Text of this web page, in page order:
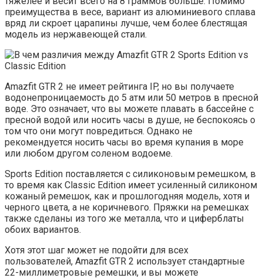
преимущества в весе, вариант из алюминиевого сплава
вряд ли скроет царапины лучше, чем более блестящая
модель из нержавеющей стали.
Amazfit GTR 2 не имеет рейтинга IP, но вы получаете
водонепроницаемость до 5 атм или 50 метров в пресной
воде. Это означает, что вы можете плавать в бассейне с
пресной водой или носить часы в душе, не беспокоясь о
том что они могут повредиться. Однако не
рекомендуется носить часы во время купания в море
или любом другом соленом водоеме.
Sports Edition поставляется с силиконовым ремешком, в
то время как Classic Edition имеет усиленный силиконом
кожаный ремешок, как и прошлогодняя модель, хотя и
черного цвета, а не коричневого. Пряжки на ремешках
также сделаны из того же металла, что и циферблаты
обоих вариантов.
Хотя этот шаг может не подойти для всех
пользователей, Amazfit GTR 2 использует стандартные
22-миллиметровые ремешки, и вы можете